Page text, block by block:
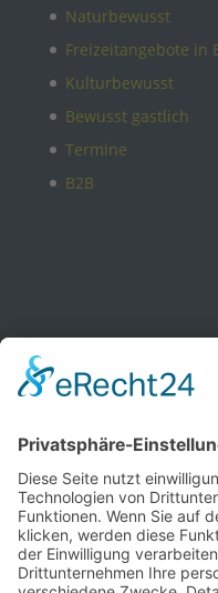
Naturbewusst
Freizeitangebote in
Kulturbewusst
Bewusst gastlich
Termine
B2B